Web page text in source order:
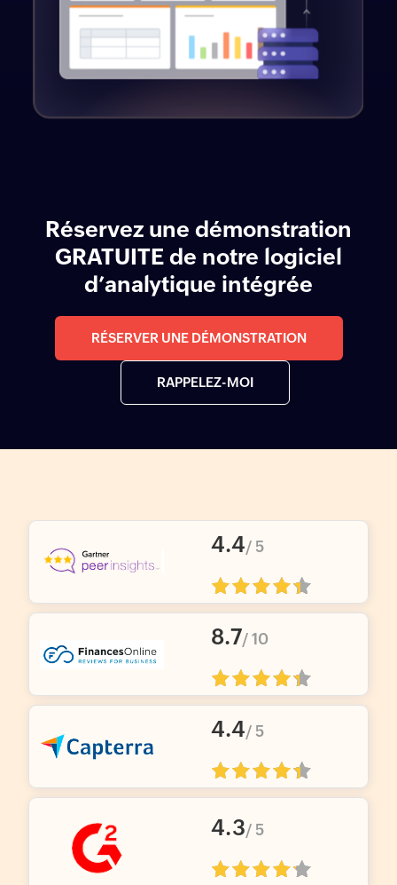
Réservez une démonstration
GRATUITE de notre logiciel
d’analytique intégrée
RÉSERVER UNE DÉMONSTRATION
RAPPELEZ-MOI
4.4/ 5
8.7/ 10
4.4/ 5
4.3/ 5